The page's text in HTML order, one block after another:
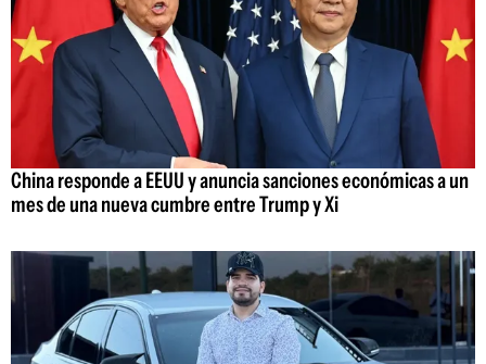
China responde a EEUU y anuncia sanciones económicas a un
mes de una nueva cumbre entre Trump y Xi